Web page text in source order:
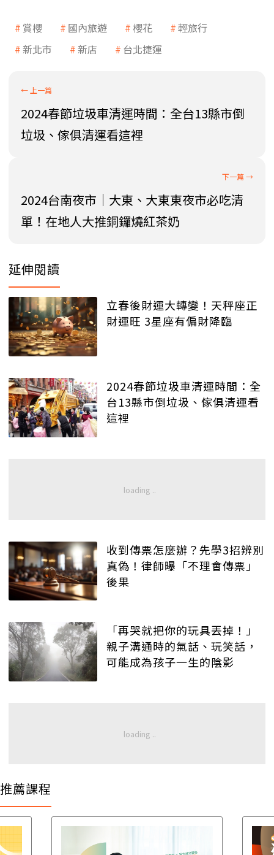
賞櫻 國內旅遊 櫻花
輕旅行
新北市
新店 台北捷運
2024春節垃圾車清運時間：全台13縣市倒
垃圾、傢俱清運看這裡
2024台南夜市｜大東、大東東夜市必吃清
單！在地人大推銅鑼燒紅茶奶
延伸閱讀
立春後財運大轉變！天秤座正
財運旺 3星座有偏財降臨
2024春節垃圾車清運時間：全
台13縣市倒垃圾、傢俱清運看
這裡
收到傳票怎麼辦？先學3招辨別
真偽！律師曝「不理會傳票」
後果
「再哭就把你的玩具丟掉！」
親子溝通時的氣話、玩笑話，
可能成為孩子一生的陰影
推薦課程